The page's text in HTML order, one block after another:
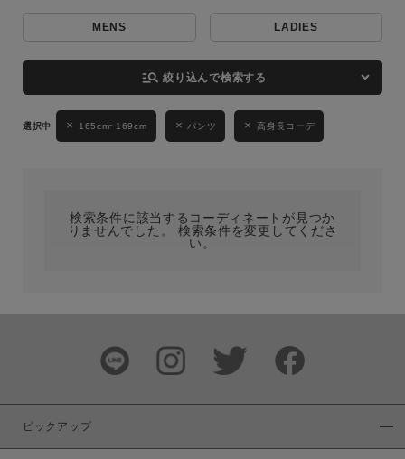
MENS LADIES
manage_search 絞り込んで検索する
165cm~169cm パンツ 高身長コーデ
検索条件に該当するコーディネートが見つか
りませんでした。 検索条件を変更してくださ
い。
ピックアップ